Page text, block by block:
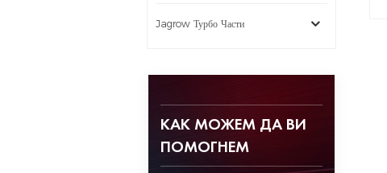
Jagrow Турбо Части
КАК МОЖЕМ ДА ВИ
ПОМОГНЕМ